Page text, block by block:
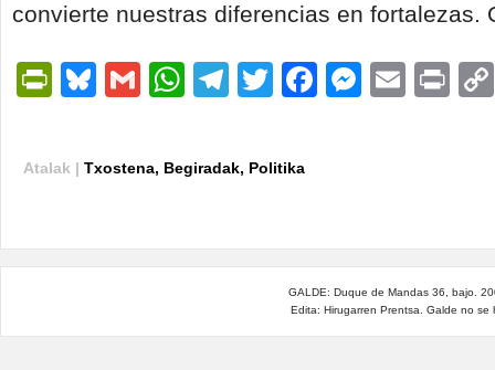
convierte nuestras diferencias en fortalezas.
PrintFriendly
Bluesky
GmailWhatsApp
Telegram
TwitterFacebook
Email
Atalak | Txostena, Begiradak, Politika
GALDE: Duque de Mandas 36, bajo.
Edita: Hirugarren Prentsa. Galde no